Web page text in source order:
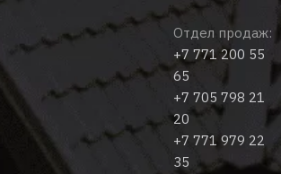
Отдел продаж:
+7 771 200 55
65
+7 705 798 21
20
+7 771 979 22
35